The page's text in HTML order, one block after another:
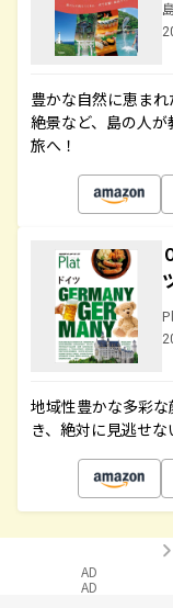
豊かな自然に恵ま
絶景など、島の人
旅へ！
地域性豊かな多彩
き、絶対に見逃せ
AD
AD